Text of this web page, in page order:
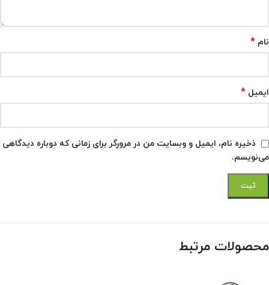
نام *
ایمیل *
ذخیره نام، ایمیل و وبسایت من در مرورگر برای زمانی که دوباره دیدگاهی
می‌نویسم.
محصولات مرتبط